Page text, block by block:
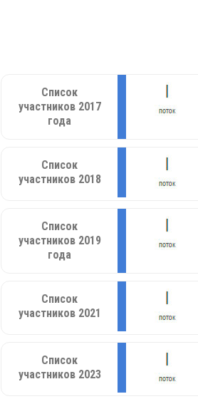
Список
участников 2017
года
Список
участников 2018
Список
участников 2019
года
Список
участников 2021
Список
участников 2023